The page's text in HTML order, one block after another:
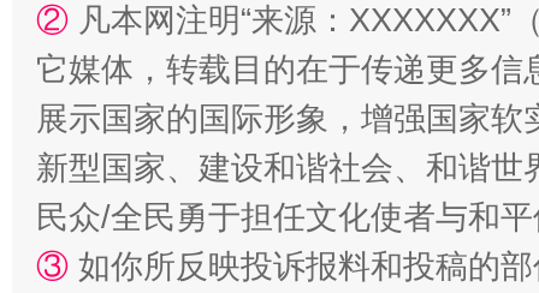
漫山遍野的桃花与雪山、麦地、白藏房 除
② 凡本网注明“来源：
它媒体，转载目的在于传递更多
展示国家的国际形象，增强国家
新型国家、建设和谐社会、和谐
民众/全民勇于担任文化使者与和
③ 如你所反映投诉报料和投稿的